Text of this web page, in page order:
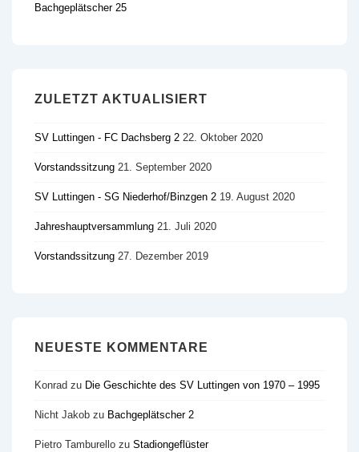
Bachgeplätscher 25
ZULETZT AKTUALISIERT
SV Luttingen - FC Dachsberg 2 22. Oktober 2020
Vorstandssitzung 21. September 2020
SV Luttingen - SG Niederhof/​Binzgen 2 19. August 2020
Jahreshauptversammlung 21. Juli 2020
Vorstandssitzung 27. Dezember 2019
NEUESTE KOMMENTARE
Konrad zu Die Geschichte des SV Luttingen von 1970 – 1995
Nicht Jakob zu Bachgeplätscher 2
Pietro Tamburello zu Stadiongeflüster